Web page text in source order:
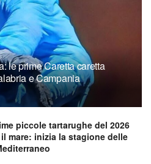
le prime Caretta caretta
e Campania
piccole tartarughe del 2026
mare: inizia la stagione delle